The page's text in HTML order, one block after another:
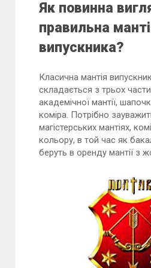
Як повинна
правильна
випускника?
Класична мантія
складається з трьох
академічної мантії,
коміра. Потрібно
магістерських мантіях,
кольору, в той час як
беруть в оренду мантії з